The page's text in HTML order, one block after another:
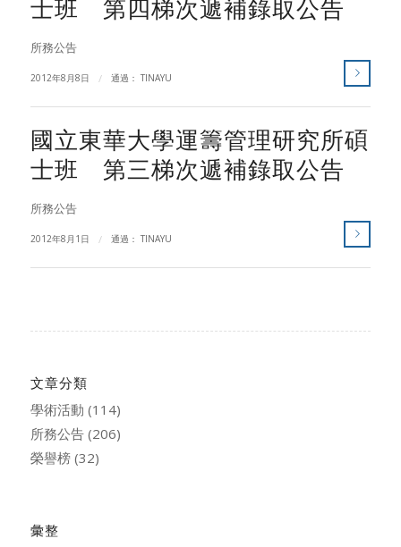
士班 第四梯次遞補錄取公告
所務公告
2012年8月8日 / 通過： TINAYU
國立東華大學運籌管理研究所碩
士班 第三梯次遞補錄取公告
所務公告
2012年8月1日 / 通過： TINAYU
文章分類
學術活動 (114)
所務公告(206)
榮譽榜(32)
彙整